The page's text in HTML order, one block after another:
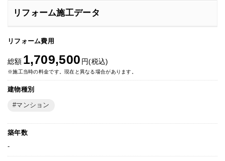
リフォーム施工データ
リフォーム費用
総額 1,709,500 円(税込)
※施工当時の料金です。現在と異なる場合があります。
建物種別
マンション
築年数
-